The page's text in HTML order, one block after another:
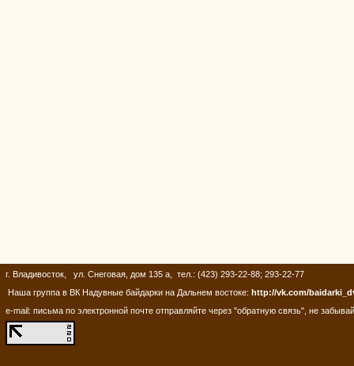
г. Владивосток, ул. Снеговая, дом 135 а, тел.: (423) 293-22-88; 293-22-77
Наша группа в ВК Надувные байдарки на Дальнем востоке: http://vk.com/
e-mail: письма по электронной почте отправляйте через "обратную связь", не